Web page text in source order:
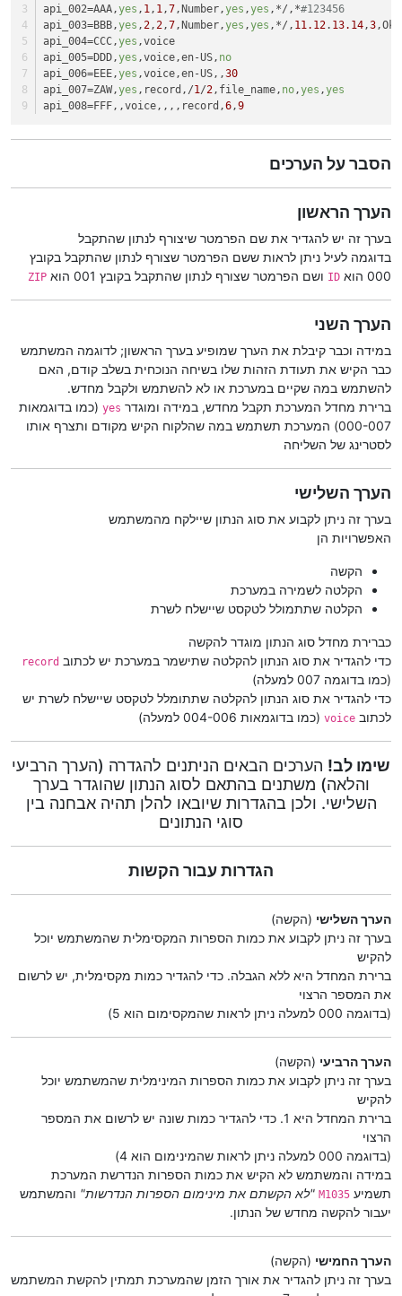
api_002=AAA,yes , 1, 1,7,Number,yes ,yes ,*/,*#123456
api_003=BBB,yes ,2,2,7,Number,yes ,yes ,*/, 11.12. 13.14,3
api_004=CCC,yes ,voice
api_005=DDD,yes ,voice,en-US, no
api_006=EEE,yes ,voice,en-US,,30
api_007=ZAW,yes ,record,/1/2,file_name, no,yes ,yes
api_008=FFF,,voice,,,,record,6,9
הסבר על הערכים
הערך הראשון
בערך זה יש להגדיר את שם הפרמטר שיצורף לנתון שהתקבל
בדוגמה לעיל ניתן לראות ששם הפרמטר שצורף לנתון שהתקבל בקובץ
000 הוא
ID ושם הפרמטר שצורף לנתון שהתקבל בקובץ 001 הוא ZIP
הערך השני
במידה וכבר קיבלת את הערך שמופיע בערך הראשון; לדוגמה המשתמש
כבר הקיש את תעודת הזהות שלו בשיחה הנוכחית בשלב קודם, האם
להשתמש במה שקיים במערכת או לא להשתמש ולקבל מחדש.
ברירת מחדל המערכת תקבל מחדש, במידה ומוגדר yes (כמו בדוגמאות
000-007) המערכת תשתמש במה שהלקוח הקיש מקודם ותצרף אותו
לסטרינג של השליחה
הערך השלישי
בערך זה ניתן לקבוע את סוג הנתון שיילקח מהמשתמש
האפשרויות הן
הקשה
הקלטה לשמירה במערכת
הקלטה שתתמולל לטקסט שיישלח לשרת
כברירת מחדל סוג הנתון מוגדר להקשה
כדי להגדיר את סוג הנתון להקלטה שתישמר במערכת יש לכתוב record
(כמו בדוגמה 007 למעלה)
כדי להגדיר את סוג הנתון להקלטה שתתומלל לטקסט שיישלח לשרת יש
לכתוב voice (כמו בדוגמאות 004-006 למעלה)
שימו לב! הערכים הבאים הניתנים להגדרה (הערך הרביעי
והלאה) משתנים בהתאם לסוג הנתון שהוגדר בערך
השלישי. ולכן בהגדרות שיובאו להלן תהיה אבחנה בין
סוגי הנתונים
הגדרות עבור הקשות
הערך השלישי (הקשה)
בערך זה ניתן לקבוע את כמות הספרות המקסימלית שהמשתמש יוכל
להקיש
ברירת המחדל היא ללא הגבלה. כדי להגדיר כמות מקסימלית, יש לרשום
את המספר הרצוי
(בדוגמה 000 למעלה ניתן לראות שהמקסימום הוא 5)
הערך הרביעי (הקשה)
בערך זה ניתן לקבוע את כמות הספרות המינימלית שהמשתמש יוכל
להקיש
ברירת המחדל היא 1. כדי להגדיר כמות שונה יש לרשום את המספר
הרצוי
(בדוגמה 000 למעלה ניתן לראות שהמינימום הוא 4)
במידה והמשתמש לא הקיש את כמות הספרות הנדרשת המערכת
תשמיע M1035 "לא הקשתם את מינימום הספרות הנדרשות" והמשתמש
יעבור להקשה מחדש של הנתון.
הערך החמישי (הקשה)
בערך זה ניתן להגדיר את אורך הזמן שהמערכת תמתין להקשת המשתמש